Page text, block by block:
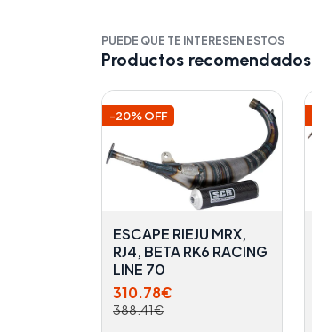
PUEDE QUE TE INTERESEN ESTOS
Productos recomendados
-20% OFF
ESCAPE RIEJU MRX,
RJ4, BETA RK6 RACING
LINE 70
310.78€
388.41€